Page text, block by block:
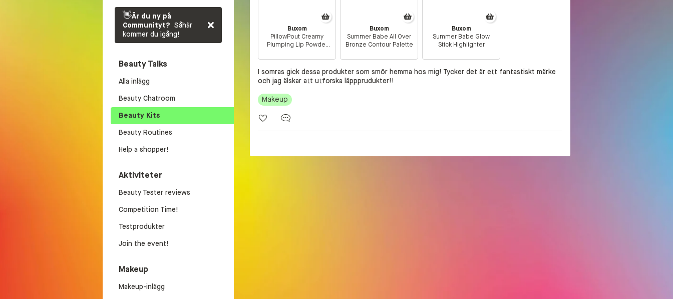
👋Är du ny på
Communityt? Såhär
kommer du igång!
Beauty Talks
Alla inlägg
Beauty Chatroom
Beauty Kits
Beauty Routines
Help a shopper!
Aktiviteter
Beauty Tester reviews
Competition Time!
Testprodukter
Join the event!
Makeup
Makeup-inlägg
Buxom
PillowPout Creamy
Plumping Lip Powder
Buxom
Summer Babe All Over
Bronze Contour Palette
Buxom
Summer Babe Glow
Stick Highlighter
I somras gick dessa produkter som smör hemma hos mig! Tycker det är ett fantastiskt märke
och jag älskar att utforska läppprudukter!!
Makeup